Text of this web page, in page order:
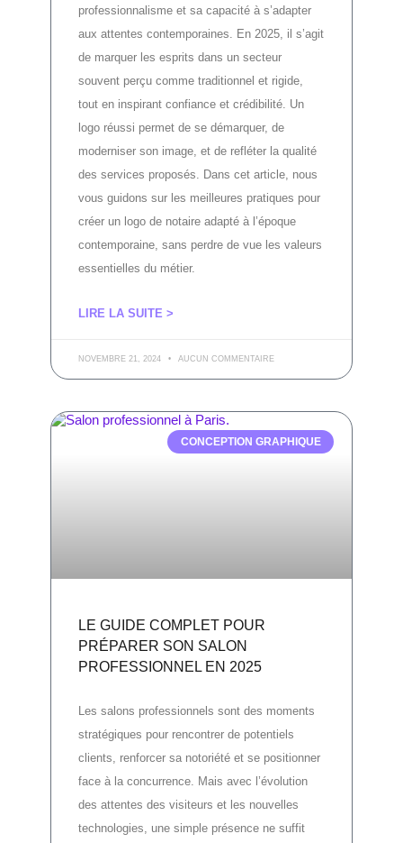
professionnalisme et sa capacité à s’adapter
aux attentes contemporaines. En 2025, il s’agit
de marquer les esprits dans un secteur
souvent perçu comme traditionnel et rigide,
tout en inspirant confiance et crédibilité. Un
logo réussi permet de se démarquer, de
moderniser son image, et de refléter la qualité
des services proposés. Dans cet article, nous
vous guidons sur les meilleures pratiques pour
créer un logo de notaire adapté à l’époque
contemporaine, sans perdre de vue les valeurs
essentielles du métier.
LIRE LA SUITE >
NOVEMBRE 21, 2024 AUCUN COMMENTAIRE
CONCEPTION GRAPHIQUE
LE GUIDE COMPLET POUR
PRÉPARER SON SALON
PROFESSIONNEL EN 2025
Les salons professionnels sont des moments
stratégiques pour rencontrer de potentiels
clients, renforcer sa notoriété et se positionner
face à la concurrence. Mais avec l’évolution
des attentes des visiteurs et les nouvelles
technologies, une simple présence ne suffit